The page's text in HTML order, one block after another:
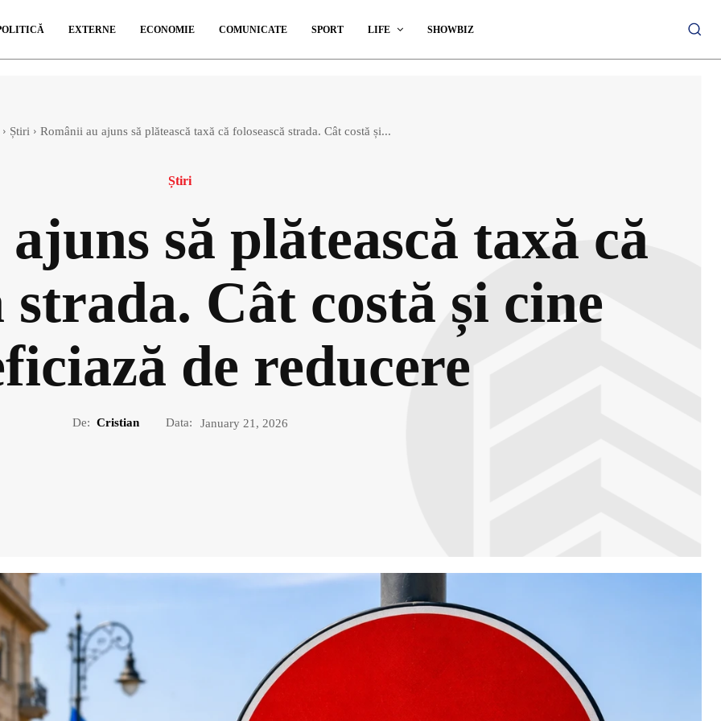
EXTERNE ECONOMIE COMUNICATE SPORT LIFE SHOWBIZ
Știri Românii au ajuns să plătească taxă că folosească strada. Cât costă și...
Știri
să plătească taxă că
strada. Cât costă și cine
de reducere
De: Cristian Data: January 21, 2026